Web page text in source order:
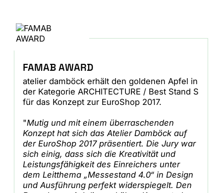
FAMAB AWARD
atelier damböck erhält den goldenen Apfel in
der Kategorie ARCHITECTURE / Best Stand S
für das Konzept zur EuroShop 2017.
"Mutig und mit einem überraschenden
Konzept hat sich das Atelier Damböck auf
der EuroShop 2017 präsentiert. Die Jury war
sich einig, dass sich die Kreativität und
Leistungsfähigkeit des Einreichers unter
dem Leitthema „Messestand 4.0“ in Design
und Ausführung perfekt widerspiegelt. Den